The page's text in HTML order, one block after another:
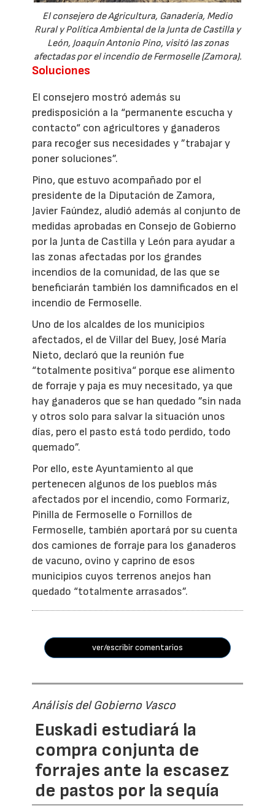
El consejero de Agricultura, Ganadería, Medio
Rural y Política Ambiental de la Junta de Castilla y
León, Joaquín Antonio Pino, visitó las zonas
afectadas por el incendio de Fermoselle (Zamora).
Soluciones
El consejero mostró además su
predisposición a la “permanente escucha y
contacto“ con agricultores y ganaderos
para recoger sus necesidades y ”trabajar y
poner soluciones”.
Pino, que estuvo acompañado por el
presidente de la Diputación de Zamora,
Javier Faúndez, aludió además al conjunto de
medidas aprobadas en Consejo de Gobierno
por la Junta de Castilla y León para ayudar a
las zonas afectadas por los grandes
incendios de la comunidad, de las que se
beneficiarán también los damnificados en el
incendio de Fermoselle.
Uno de los alcaldes de los municipios
afectados, el de Villar del Buey, José María
Nieto, declaró que la reunión fue
“totalmente positiva“ porque ese alimento
de forraje y paja es muy necesitado, ya que
hay ganaderos que se han quedado ”sin nada
y otros solo para salvar la situación unos
días, pero el pasto está todo perdido, todo
quemado”.
Por ello, este Ayuntamiento al que
pertenecen algunos de los pueblos más
afectados por el incendio, como Formariz,
Pinilla de Fermoselle o Fornillos de
Fermoselle, también aportará por su cuenta
dos camiones de forraje para los ganaderos
de vacuno, ovino y caprino de esos
municipios cuyos terrenos anejos han
quedado “totalmente arrasados”.
ver/escribir comentarios
Análisis del Gobierno Vasco
Euskadi estudiará la
compra conjunta de
forrajes ante la escasez
de pastos por la sequía